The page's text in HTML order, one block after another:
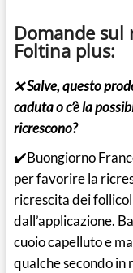
Domande
Foltina plus:
❌Salve, questo
caduta o c’è la
ricrescono?
✔️Buongiorno
per favorire la
ricrescita dei
dall’applicazione.
cuoio capelluto e
qualche secondo